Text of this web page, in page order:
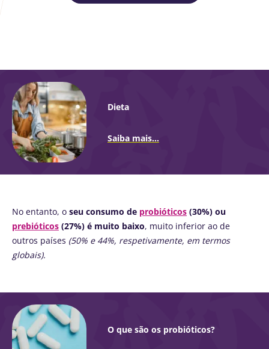
Dieta
Saiba mais...
No entanto, o seu consumo de probióticos (30%) ou
prebióticos (27%) é muito baixo, muito inferior ao de
outros países (50% e 44%, respetivamente, em termos
globais).
O que são os probióticos?